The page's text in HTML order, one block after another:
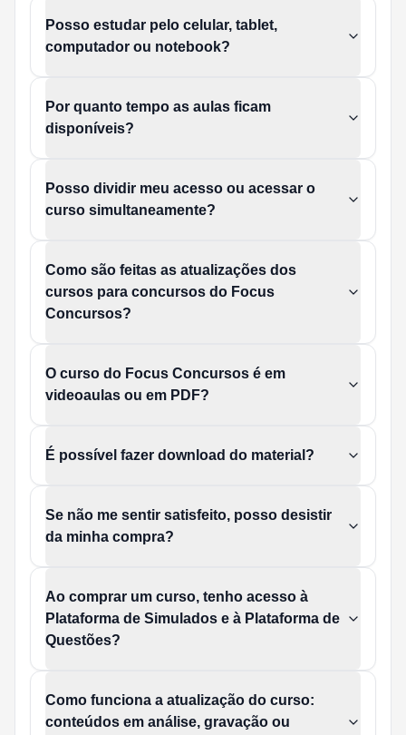
Posso estudar pelo celular, tablet,
computador ou notebook?
Por quanto tempo as aulas ficam
disponíveis?
Posso dividir meu acesso ou acessar o
curso simultaneamente?
Como são feitas as atualizações dos
cursos para concursos do Focus
Concursos?
O curso do Focus Concursos é em
videoaulas ou em PDF?
É possível fazer download do material?
Se não me sentir satisfeito, posso desistir
da minha compra?
Ao comprar um curso, tenho acesso à
Plataforma de Simulados e à Plataforma de
Questões?
Como funciona a atualização do curso:
conteúdos em análise, gravação ou